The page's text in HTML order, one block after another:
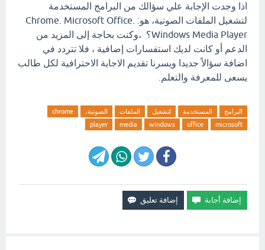
اذا وجدت الإجابة علي سؤالك من البرامج المستخدمة
لتشغيل الملفات الصوتية، هو: Chrome. Microsoft Office.
Windows Media Player؟ ،وكنت بحاجة إلى المزيد من
الدعم أو كانت لديك استفسارات إضافية ، فلا تتردد في
اضافة سؤالاً جديدا ويسرنا تقديم الاجابة الاحترافية لكل طالب
يسعى للمعرفة والتعلم.
البرامج المستخدمة لتشغيل الملفات الصوتية،
chrome
microsoft
office
windows
media
player